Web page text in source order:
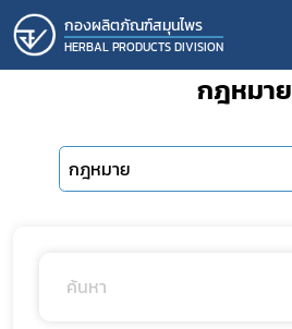
กองผลิตภัณฑ์สมุนไพร
HERBAL PRODUCTS DIVISION
กฎหมาย
กฎหมาย